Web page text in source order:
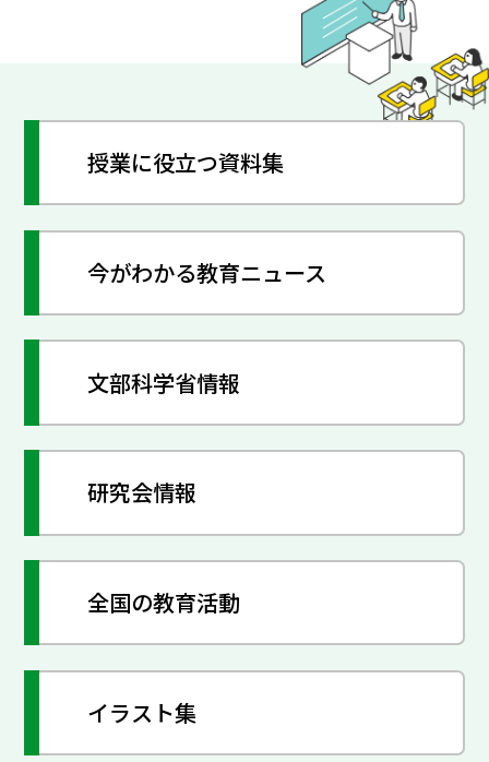
授業に役立つ資料集
今がわかる教育ニュース
文部科学省情報
研究会情報
全国の教育活動
イラスト集